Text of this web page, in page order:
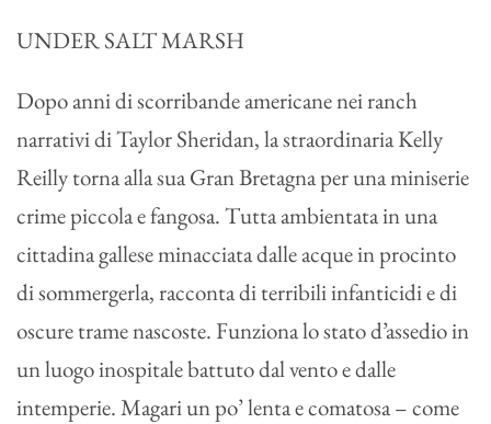
UNDER SALT MARSH
Dopo anni di scorribande americane nei ranch
narrativi di Taylor Sheridan, la straordinaria Kelly
Reilly torna alla sua Gran Bretagna per una miniserie
crime piccola e fangosa. Tutta ambientata in una
cittadina gallese minacciata dalle acque in procinto
di sommergerla, racconta di terribili infanticidi e di
oscure trame nascoste. Funziona lo stato d’assedio in
un luogo inospitale battuto dal vento e dalle
intemperie. Magari un po’ lenta e comatosa – come